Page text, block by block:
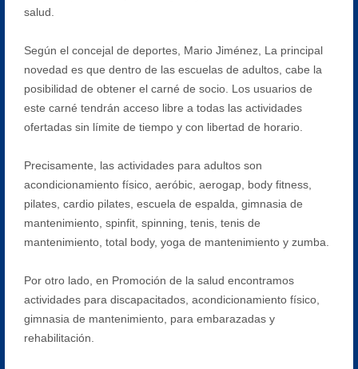
salud.
Según el concejal de deportes, Mario Jiménez, La principal
novedad es que dentro de las escuelas de adultos, cabe la
posibilidad de obtener el carné de socio. Los usuarios de
este carné tendrán acceso libre a todas las actividades
ofertadas sin límite de tiempo y con libertad de horario.
Precisamente, las actividades para adultos son
acondicionamiento físico, aeróbic, aerogap, body fitness,
pilates, cardio pilates, escuela de espalda, gimnasia de
mantenimiento, spinfit, spinning, tenis, tenis de
mantenimiento, total body, yoga de mantenimiento y zumba.
Por otro lado, en Promoción de la salud encontramos
actividades para discapacitados, acondicionamiento físico,
gimnasia de mantenimiento, para embarazadas y
rehabilitación.